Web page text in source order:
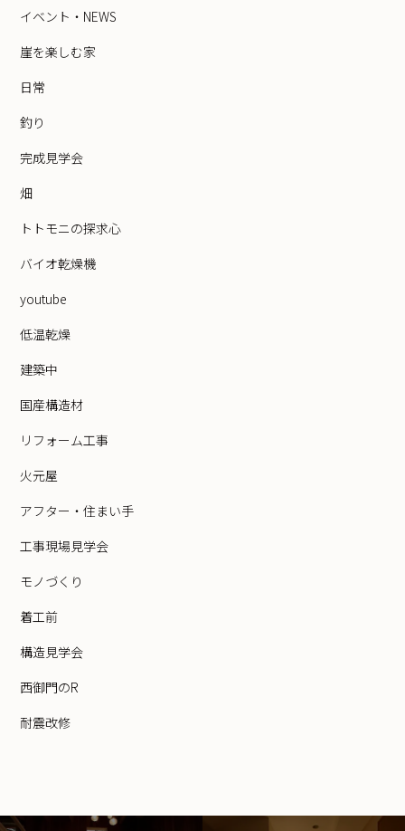
イベント・NEWS
崖を楽しむ家
日常
釣り
完成見学会
畑
トトモニの探求心
バイオ乾燥機
youtube
低温乾燥
建築中
国産構造材
リフォーム工事
火元屋
アフター・住まい手
工事現場見学会
モノづくり
着工前
構造見学会
西御門のR
耐震改修